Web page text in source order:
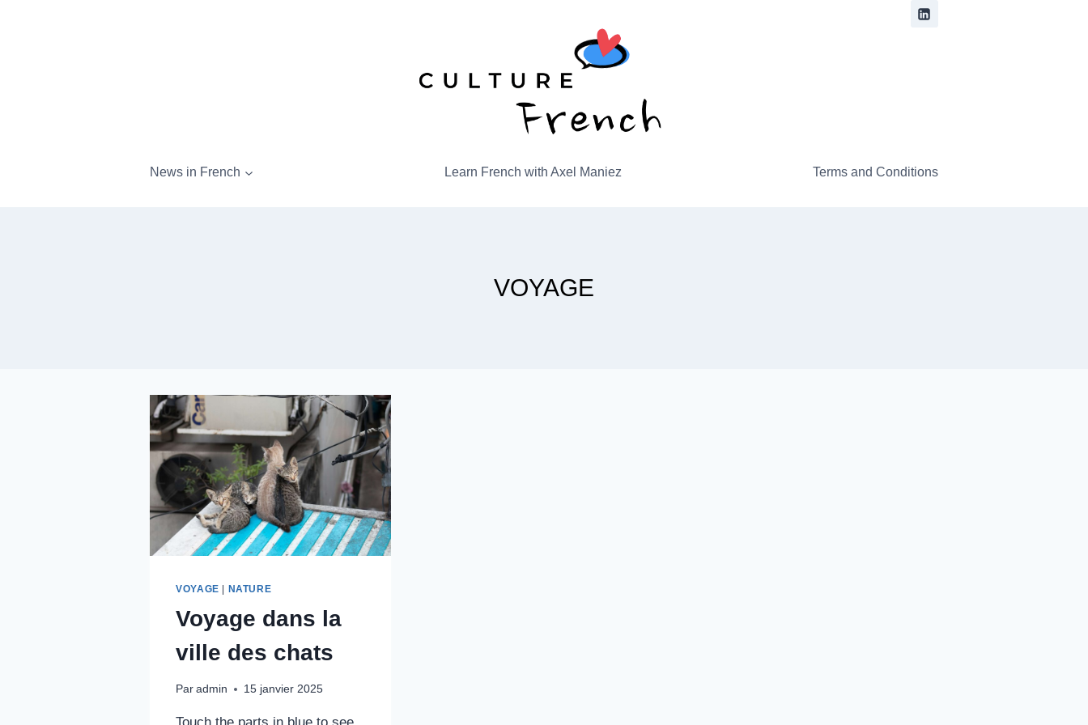
News in French Learn French with Axel Maniez Terms and Conditions
VOYAGE
VOYAGE | NATURE
Voyage dans la
ville des chats
Par admin 15 janvier 2025